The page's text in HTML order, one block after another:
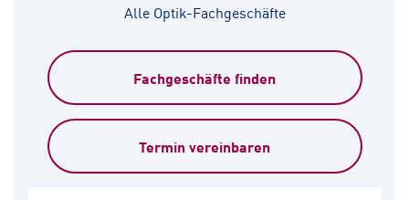
Alle Optik-Fachgeschäfte
Fachgeschäfte finden
Termin vereinbaren